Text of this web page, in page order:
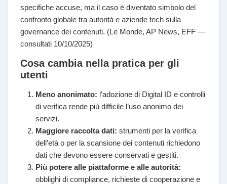
specifiche accuse, ma il caso è diventato simbolo del
confronto globale tra autorità e aziende tech sulla
governance dei contenuti. (Le Monde, AP News, EFF —
consultati 10/10/2025)
Cosa cambia nella pratica per gli
utenti
Meno anonimato: l’adozione di Digital ID e controlli
di verifica rende più difficile l’uso anonimo dei
servizi.
Maggiore raccolta dati: strumenti per la verifica
dell’età o per la scansione dei contenuti richiedono
dati che devono essere conservati e gestiti.
Più potere alle piattaforme e alle autorità:
obblighi di compliance, richieste di cooperazione e